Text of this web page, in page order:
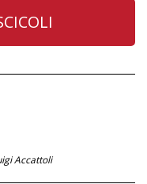
Accattoli